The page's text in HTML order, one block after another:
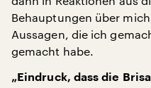
Behauptungen über
Aussagen, die ich
gemacht habe.
„Eindruck, dass die